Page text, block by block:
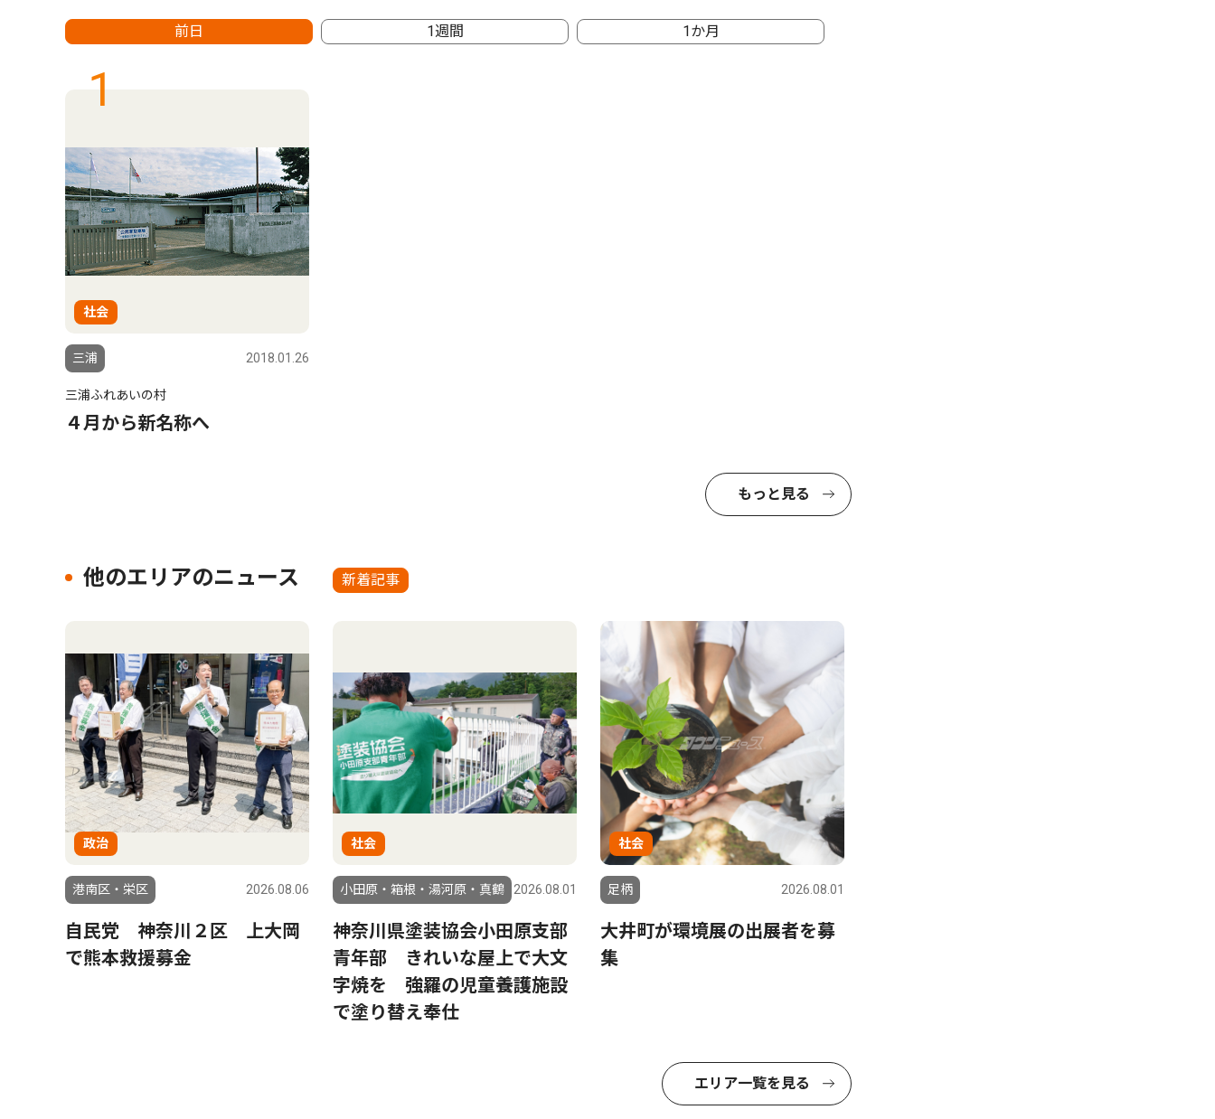
前日 1週間 1か月
1
社会
三浦 2018.01.26
三浦ふれあいの村
４月から新名称へ
もっと見る
他のエリアのニュース 新着記事
政治
港南区・栄区 2026.08.06
自民党 神奈川２区 上大岡
で熊本救援募金
社会
小田原・箱根・湯河原・真鶴 2026.08.01
神奈川県塗装協会小田原支部
青年部 きれいな屋上で大文
字焼を 強羅の児童養護施設
で塗り替え奉仕
社会
足柄 2026.08.01
大井町が環境展の出展者を募
集
エリア一覧を見る